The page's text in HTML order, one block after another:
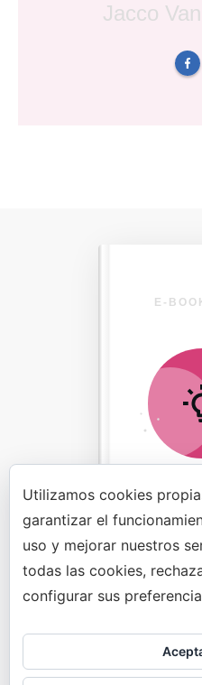
Jacco
Direct Your
Action at the
E-
Utilizamos cookies
garantizar el
uso y mejorar nuestros
todas las cookies,
configurar sus